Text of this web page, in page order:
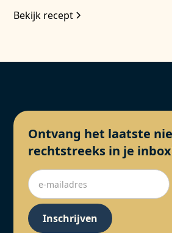
Bekijk recept
Ontvang het laatste
rechtstreeks in je